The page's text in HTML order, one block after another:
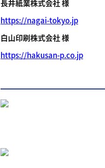
長井紙業株式会社 様
https://nagai-tokyo.jp
白山印刷株式会社 様
https://hakusan-p.co.jp